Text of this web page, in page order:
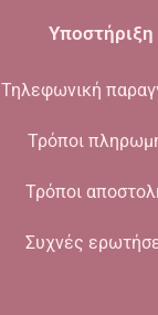
Υποστήριξη
Τηλεφωνική
Τρόποι
Τρόποι
Συχνές